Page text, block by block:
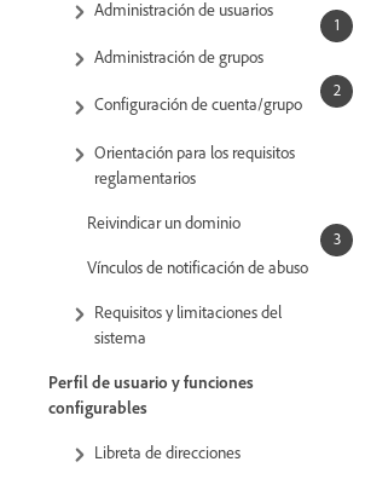
Administración de usuarios
Administración de grupos
Configuración de cuenta/grupo
Orientación para los requisitos
reglamentarios
Reivindicar un dominio
Vínculos de notificación de abuso
Requisitos y limitaciones del
sistema
Perfil de usuario y funciones
configurables
Libreta de direcciones